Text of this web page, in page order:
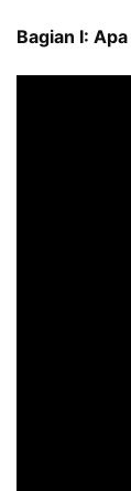
Bagian I: